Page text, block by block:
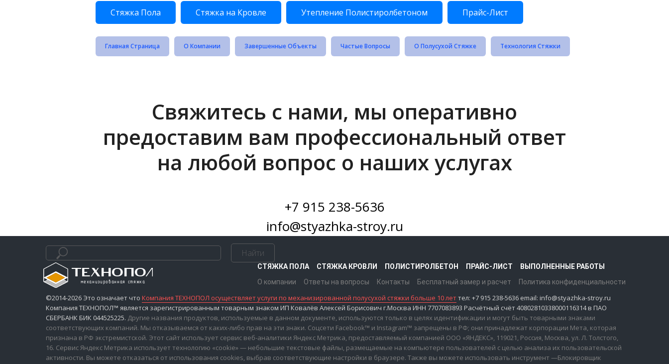
Стяжка Пола Стяжка на Кровле Утепление Полистиролбетоном Прайс-Лист
Главная Страница О Компании Завершенные Объекты Частые Вопросы О Полусухой Стяжке Технология Стяжки
Свяжитесь с нами, мы оперативно
предоставим вам профессиональный ответ
на любой вопрос о наших услугах
+7 915 238-5636
info@styazhka-stroy.ru
Найти
СТЯЖКА ПОЛА СТЯЖКА КРОВЛИ ПОЛИСТИРОЛБЕТОН ПРАЙС-ЛИСТ
ВЫПОЛНЕННЫЕ РАБОТЫ
О компании
Ответы на вопросы Контакты Бесплатный замер и расчет Политика конфиденциальности
©2014-2026 Это означает что Компания ТЕХНОПОЛ осуществляет услуги по механизированной полусухой стяжки больше 10 леттел: +7 915 238-5636 email: info@styazhka-stroy.ru
Компания ТЕХНОПОЛ™ является зарегистрированным товарным знаком ИП Ковалёв Алексей Борисович г.Москва ИНН 7707083893 Расчётный счёт 40802810338000116314 в ПАО
СБЕРБАНК БИК 044525225. Другие названия продуктов, используемые в данном документе, используются только в целях идентификации и могут быть товарными знаками
соответствующих компаний. Мы отказываемся от каких-либо прав на эти знаки. Соцсети Facebook™ и Instagram™ запрещены в РФ; они принадлежат корпорации Мета, которая
признана в РФ экстремистской. Этот сайт использует сервис веб-аналитики Яндекс Метрика, предоставляемый компанией ООО «ЯНДЕКС», 119021, Россия, Москва, ул. Л. Толстого,
16. Сервис Яндекс Метрика использует технологию «cookie» — небольшие текстовые файлы, размещаемые на компьютере пользователей с целью анализа их пользовательской
активности. Вы можете отказаться от использования cookies, выбрав соответствующие настройки в браузере. Также вы можете использовать инструмент —Блокировщик